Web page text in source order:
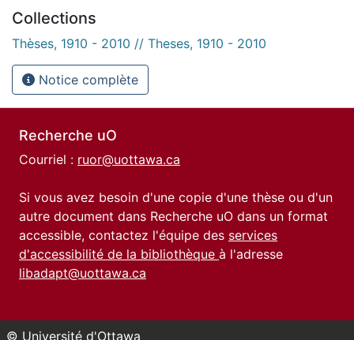
Collections
Thèses, 1910 - 2010 // Theses, 1910 - 2010
Notice complète
Recherche uO
Courriel : ruor@uottawa.ca
Si vous avez besoin d'une copie d'une thèse ou d'un
autre document dans Recherche uO dans un format
accessible, contactez l'équipe des services
d'accessibilité de la bibliothèque à l'adresse
libadapt@uottawa.ca
© Université d'Ottawa